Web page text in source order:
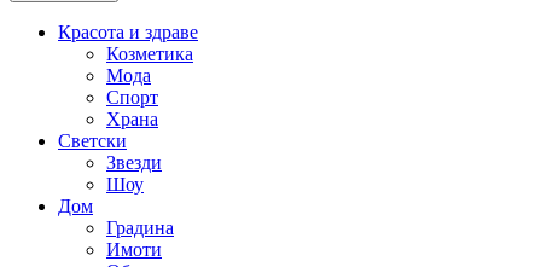
Красота и здраве
Козметика
Мода
Спорт
Храна
Светски
Звезди
Шоу
Дом
Градина
Имоти